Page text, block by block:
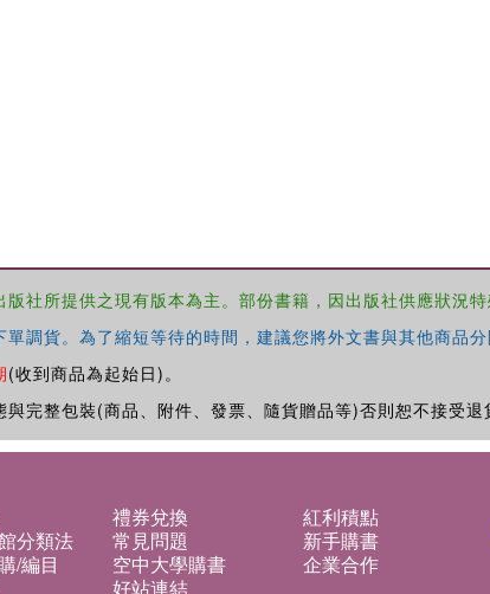
社所提供之現有版本為主。部份書籍，因出版社供應狀況特
調貨。為了縮短等待的時間，建議您將外文書與其他商品
(收到商品為起始日)。
完整包裝(商品、附件、發票、隨貨贈品等)否則恕不接受退
禮券兌換
紅利積點
分類法 常見問題
新手購書
/編目 空中大學購書
企業合作
好站連結